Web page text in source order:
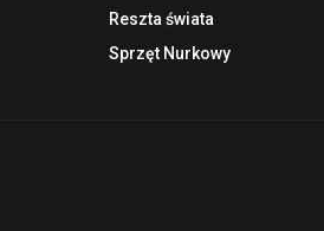
Reszta świata
Sprzęt Nurkowy